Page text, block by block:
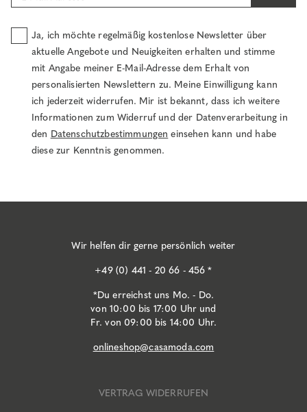
Ja, ich möchte regelmäßig kostenlose Newsletter über
aktuelle Angebote und Neuigkeiten erhalten und stimme
mit Angabe meiner E-Mail-Adresse dem Erhalt von
personalisierten Newslettern zu. Meine Einwilligung kann
ich jederzeit widerrufen. Mir ist bekannt, dass ich weitere
Informationen zum Widerruf und der Datenverarbeitung in
den Datenschutzbestimmungen einsehen kann und habe
diese zur Kenntnis genommen.
Wir helfen dir gerne persönlich weiter
+49 (0) 441 - 20 66 - 456 *
*Du erreichst uns Mo. - Do.
von 10:00 bis 17:00 Uhr und
Fr. von 09:00 bis 14:00 Uhr.
onlineshop@casamoda.com
VERTRAG WIDERRUFEN